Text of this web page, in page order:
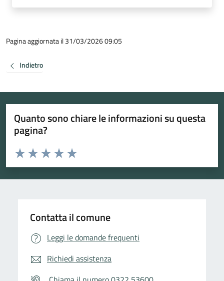
Pagina aggiornata il 31/03/2026 09:05
Indietro
Quanto sono chiare le informazioni su questa
pagina?
Valuta da 1 a 5 stelle la pagina
Valuta 5 stelle su 5
Valuta 4 stelle su 5
Valuta 3 stelle su 5
Valuta 2 stelle su 5
Valuta 1 stelle su 5
Contatta il comune
Leggi le domande frequenti
Richiedi assistenza